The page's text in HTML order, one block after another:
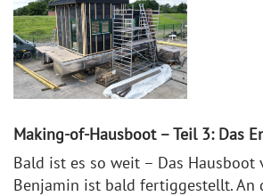
Making-of-Hausboot – Teil 3: Das
Bald ist es so weit – Das Hausboot
Benjamin ist bald fertiggestellt. An